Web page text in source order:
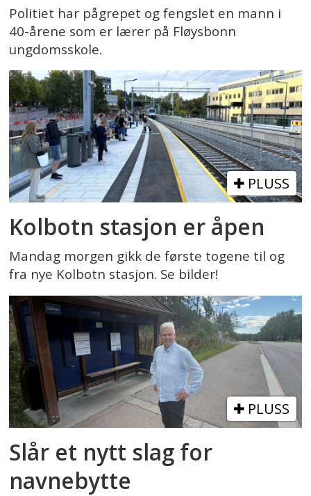
Politiet har pågrepet og fengslet en mann i
40-årene som er lærer på Fløysbonn
ungdomsskole.
PLUSS
Kolbotn stasjon er åpen
Mandag morgen gikk de første togene til og
fra nye Kolbotn stasjon. Se bilder!
PLUSS
Slår et nytt slag for
navnebytte